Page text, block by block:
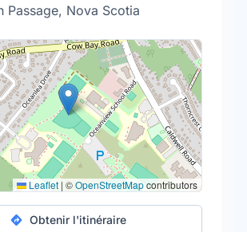
Passage, Nova Scotia
Leaflet | ©OpenStreetMapcontributors
Obtenir l'itinéraire